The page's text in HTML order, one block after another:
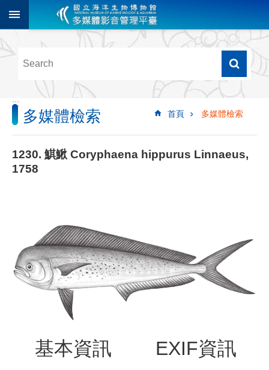
跳到主要內容區塊
階
尋
多
媒
檢
索
音
源
:::
首頁 多媒體檢索
多媒體檢索
1230. 鯕鰍 Coryphaena hippurus Linnaeus,
1758
基本資訊 EXIF資訊